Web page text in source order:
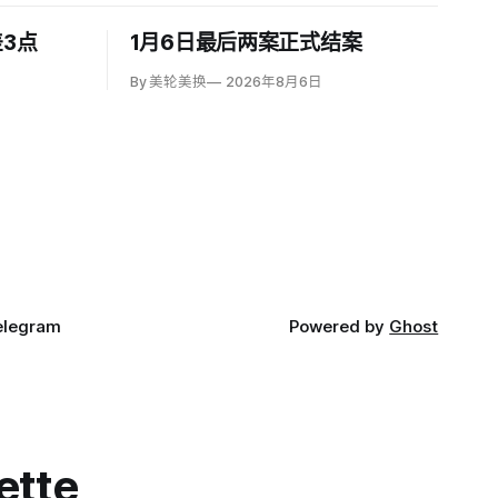
点 1月6日最后两案正式结案
By 美轮美换 2026年8月6日
Powered by Ghost